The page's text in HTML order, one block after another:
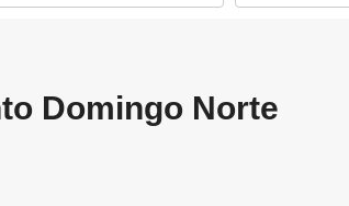
Domingo Norte